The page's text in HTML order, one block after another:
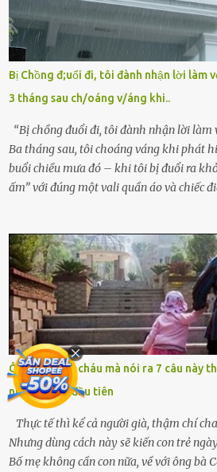
viện cớ “không đủ khả năng nuôi
quyền giám hộ, yêu cầu bệnh viện xử lý
bỏ rơi. Trong khi ấy, con gái ruột của họ
mê man sau sinh, hoàn toàn không hay
Thiếu úy Nguyễn Thị Mai, một nữ cảnh
tình cờ chứng kiến giây phút bé bị đưa đi
hỏn, bàn tay bé xíu co quắp, ...
Bị Chồng đ;uổi đi, tôi đành nhận lời làm
3 tháng sau ch/oáng v/áng khi..
“Bị chồng đuổi đi, tôi đành nhận lời làm
Ba tháng sau, tôi choáng váng khi phát
buổi chiều mưa đó – khi tôi bị đuổi ra
ấm” với đúng một vali quần áo và chiếc
cưới cô để có con. Không phải để nuôi
khóc lóc,” anh ta gằn giọng, đẩy mạnh
Tiếng cánh cửa đóng lại, vang lên như
đứng chết lặng giữa cơn mưa, không biết
mất sớm. Tôi chẳng có anh chị em. Họ
ai thân thiết đến mức có thể mở lòng cho
bận rộn với gia đình riêng của họ. Tôi đã
xuân vào người chồng ấy – và giờ, tôi chỉ
chiếc xe buýt cuối ngày, trốn chạy khỏi
Ông bà chăm cháu mà nói ra 7 câu này
nhất là điều đầu tiên
Thực tế thì kể cả người già, thậm chí
Nhưng dùng cách này sẽ kiến con trẻ
Bố mẹ không cần con nữa, về với ông bà